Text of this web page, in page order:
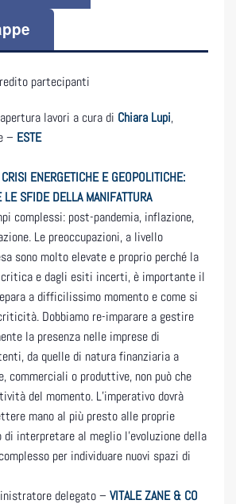
partecipanti
lavori a cura di Chiara Lupi,
– ESTE
ENERGETICHE E GEOPOLITICHE:
LE SFIDE DELLA MANIFATTURA
complessi: post-pandemia, inflazione,
Le preoccupazioni, a livello
sono molto elevate e proprio perché la
e dagli esiti incerti, è importante il
a difficilissimo momento e come si
Dobbiamo re-imparare a gestire
la presenza nelle imprese di
da quelle di natura finanziaria a
commerciali o produttive, non può che
del momento. L’imperativo dovrà
mano al più presto alle proprie
di interpretare al meglio l’evoluzione della
per individuare nuovi spazi di
delegato – VITALE ZANE & CO